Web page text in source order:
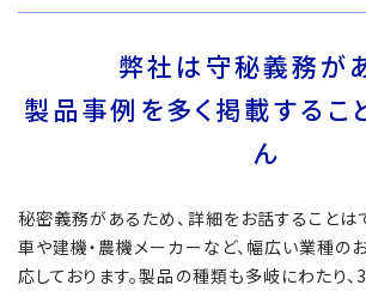
弊社は守秘義務があ
製品事例を多く掲載するこ
ん
秘密義務があるため、詳細をお話することは
車や建機・農機メーカーなど、幅広い業種の
応しております。製品の種類も多岐にわたり